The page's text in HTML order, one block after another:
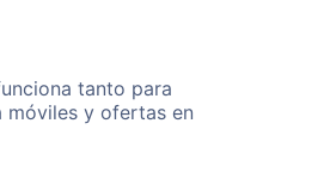
tanto para
móviles y ofertas en